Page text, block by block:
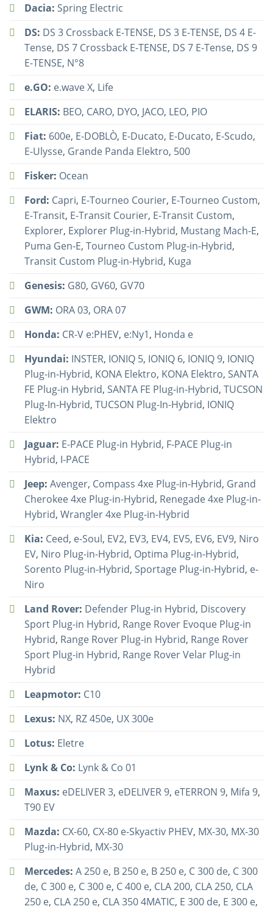
Dacia: Spring Electric
DS: DS 3 Crossback E-TENSE, DS 3 E-TENSE, DS 4 E-
Tense, DS 7 Crossback E-TENSE, DS 7 E-Tense, DS 9
E-TENSE, N°8
e.GO: e.wave X, Life
ELARIS: BEO, CARO, DYO, JACO, LEO, PIO
Fiat: 600e, E-DOBLÒ, E-Ducato, E-Ducato, E-Scudo,
E-Ulysse, Grande Panda Elektro, 500
Fisker: Ocean
Ford: Capri, E-Tourneo Courier, E-Tourneo Custom,
E-Transit, E-Transit Courier, E-Transit Custom,
Explorer, Explorer Plug-in-Hybrid, Mustang Mach-E,
Puma Gen-E, Tourneo Custom Plug-in-Hybrid,
Transit Custom Plug-in-Hybrid, Kuga
Genesis: G80, GV60, GV70
GWM: ORA 03, ORA 07
Honda: CR-V e:PHEV, e:Ny1, Honda e
Hyundai: INSTER, IONIQ 5, IONIQ 6, IONIQ 9, IONIQ
Plug-in-Hybrid, KONA Elektro, KONA Elektro, SANTA
FE Plug-in Hybrid, SANTA FE Plug-in-Hybrid, TUCSON
Plug-In-Hybrid, TUCSON Plug-In-Hybrid, IONIQ
Elektro
Jaguar: E-PACE Plug-in Hybrid, F-PACE Plug-in
Hybrid, I-PACE
Jeep: Avenger, Compass 4xe Plug-in-Hybrid, Grand
Cherokee 4xe Plug-in-Hybrid, Renegade 4xe Plug-in-
Hybrid, Wrangler 4xe Plug-in-Hybrid
Kia: Ceed, e-Soul, EV2, EV3, EV4, EV5, EV6, EV9, Niro
EV, Niro Plug-in-Hybrid, Optima Plug-in-Hybrid,
Sorento Plug-in-Hybrid, Sportage Plug-in-Hybrid, e-
Niro
Land Rover: Defender Plug-in Hybrid, Discovery
Sport Plug-in Hybrid, Range Rover Evoque Plug-in
Hybrid, Range Rover Plug-in Hybrid, Range Rover
Sport Plug-in Hybrid, Range Rover Velar Plug-in
Hybrid
Leapmotor: C10
Lexus: NX, RZ 450e, UX 300e
Lotus: Eletre
Lynk & Co: Lynk & Co 01
Maxus: eDELIVER 3, eDELIVER 9, eTERRON 9, Mifa 9,
T90 EV
Mazda: CX-60, CX-80 e-Skyactiv PHEV, MX-30, MX-30
Plug-in-Hybrid, MX-30
Mercedes: A 250 e, B 250 e, B 250 e, C 300 de, C 300
de, C 300 e, C 300 e, C 400 e, CLA 200, CLA 250, CLA
250 e, CLA 250 e, CLA 350 4MATIC, E 300 de, E 300 e,